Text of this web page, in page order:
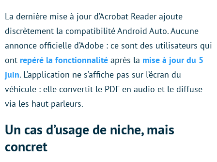
La dernière mise à jour d’Acrobat Reader ajoute
discrètement la compatibilité Android Auto. Aucune
annonce officielle d’Adobe : ce sont des utilisateurs qui
ont repéré la fonctionnalité après la mise à jour du 5
juin. L’application ne s’affiche pas sur l’écran du
véhicule : elle convertit le PDF en audio et le diffuse
via les haut-parleurs.
Un cas d’usage de niche, mais
concret